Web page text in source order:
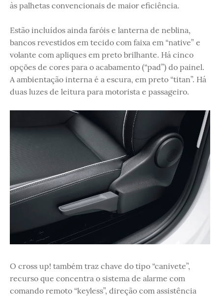
às palhetas convencionais de maior eficiência.
Estão incluídos ainda faróis e lanterna de neblina,
bancos revestidos em tecido com faixa em “native” e
volante com apliques em preto brilhante. Há cinco
opções de cores para o acabamento (“pad”) do painel.
A ambientação interna é a escura, em preto “titan”. Há
duas luzes de leitura para motorista e passageiro.
O cross up! também traz chave do tipo “canivete”,
recurso que concentra o sistema de alarme com
comando remoto “keyless”, direção com assistência